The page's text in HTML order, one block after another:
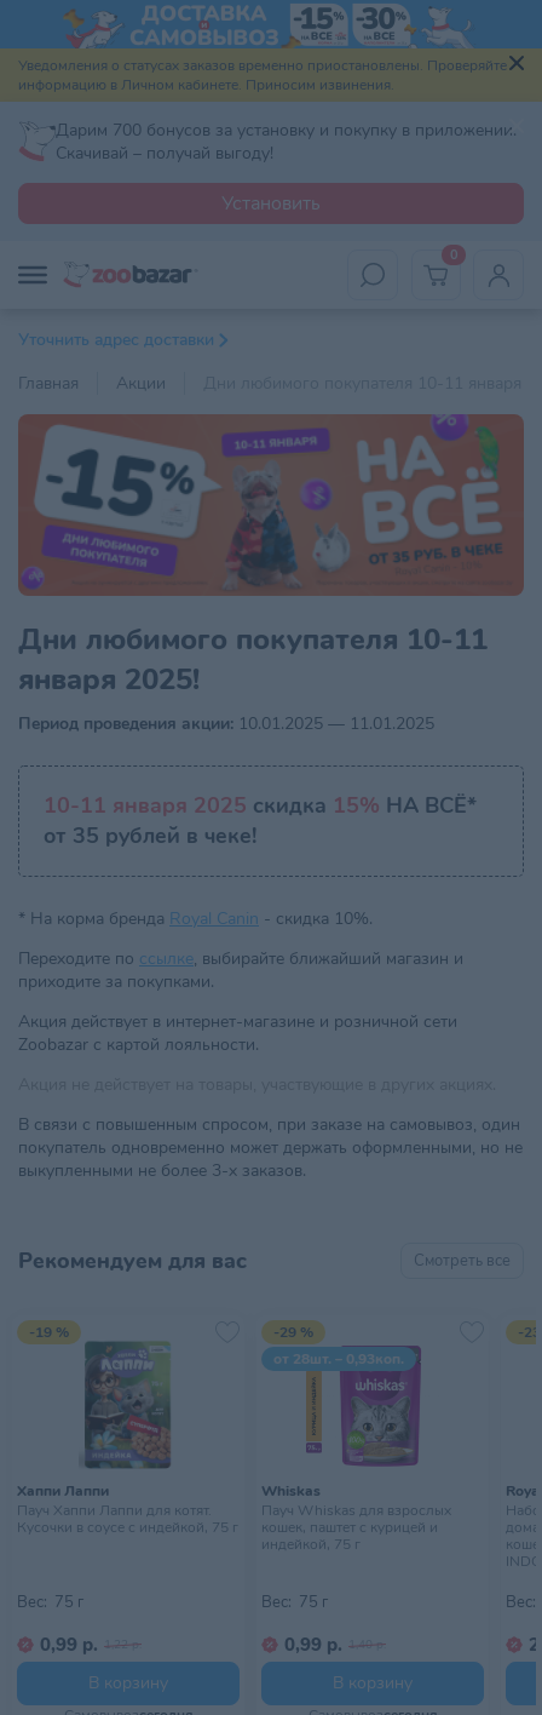
Уведомления о статусах заказов временно приостановлены. Проверяйте
информацию в Личном кабинете. Приносим извинения.
Дарим 700 бонусов за установку и покупку в приложении.
Скачивай – получай выгоду!
Установить
0
Уточнить адрес доставки
Главная
Акции
Дни любимого покупателя 10-11
января 2025!
Период проведения акции: 10.01.2025 — 11.01.2025
10-11 января 2025 скидка 15% НА ВСЁ*
от 35 рублей в чеке!
* На корма бренда Royal Canin - скидка 10%.
Переходите по ссылке, выбирайте ближайший магазин и
приходите за покупками.
Акция действует в интернет-магазине и розничной сети
Zoobazar с картой лояльности.
В связи с повышенным спросом, при заказе на самовывоз, один
покупатель одновременно может держать оформленными, но не
выкупленными не более 3-х заказов.
Рекомендуем для вас Смотреть все
-19 %
Хаппи Лаппи
Пауч Хаппи Лаппи для котят.
Кусочки в соусе с индейкой, 75 г
Вес: 75 г
0,99 р. 1,22 р.
В корзину
-29 %
от 28шт. – 0,93коп.
Whiskas
Пауч Whiskas для взрослых
кошек, паштет с курицей и
индейкой, 75 г
Вес: 75 г
0,99 р. 1,40 р.
В корзину
-
Вес: